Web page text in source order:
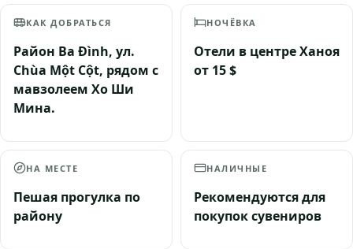
КАК ДОБРАТЬСЯ
Район Ba Đình, ул.
Chùa Một Cột, рядом с
мавзолеем Хо Ши
Мина.
НОЧЁВКА
Отели в центре Ханоя
от 15 $
НА МЕСТЕ
Пешая прогулка по
району
НАЛИЧНЫЕ
Рекомендуются для
покупок сувениров